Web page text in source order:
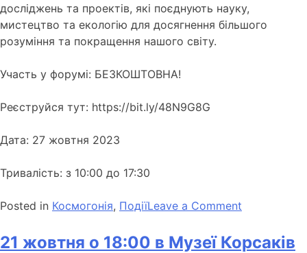
досліджень та проектів, які поєднують науку,
мистецтво та екологію для досягнення більшого
розуміння та покращення нашого світу.
Участь у форумі: БЕЗКОШТОВНА!
Реєструйся тут: https://bit.ly/48N9G8G
Дата: 27 жовтня 2023
Тривалість: з 10:00 до 17:30
Posted in Космогонія, ПодіїLeave a Comment
21 жовтня о 18:00 в Музеї Корсаків